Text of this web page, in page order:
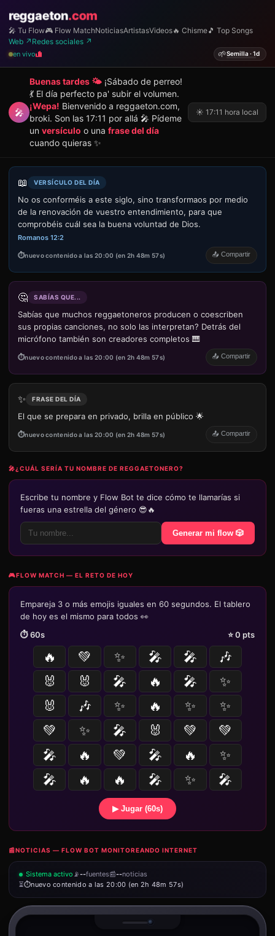
reggaeton.com
🎤 Tu Flow🎮 Flow MatchNoticiasArtistasVideos🔥 Chisme🎵 Top Songs
Web ↗ Redes sociales ↗
en vivo 🌱Semilla · 1d
🎤
Buenas tardes 🌤️ ¡Sábado de perreo!
💃 El día perfecto pa' subir el volumen.
¡Wepa! Bienvenido a reggaeton.com,
broki. Son las 17:11 por allá 🎤 Pídeme
un versículo o una frase del día
cuando quieras ✨
☀️ 17:11 hora local
📖 VERSÍCULO DEL DÍA
No os conforméis a este siglo, sino transformaos por medio
de la renovación de vuestro entendimiento, para que
comprobéis cuál sea la buena voluntad de Dios.
Romanos 12:2
nuevo contenido a las 20:00 (en 2h 48m 57s) 📤 Compartir
🤔 SABÍAS QUE...
Sabías que muchos reggaetoneros producen o coescriben
sus propias canciones, no solo las interpretan? Detrás del
micrófono también son creadores completos 🎹
nuevo contenido a las 20:00 (en 2h 48m 57s) 📤 Compartir
✨ FRASE DEL DÍA
El que se prepara en privado, brilla en público 🌟
nuevo contenido a las 20:00 (en 2h 48m 57s) 📤 Compartir
🎤¿CUÁL SERÍA TU NOMBRE DE REGGAETONERO?
Escribe tu nombre y Flow Bot te dice cómo te llamarías si
fueras una estrella del género 😎🔥
Generar mi flow 🎲
🎮FLOW MATCH — EL RETO DE HOY
Empareja 3 o más emojis iguales en 60 segundos. El tablero
de hoy es el mismo para todos 👀
⏱️60s ⭐0 pts
🔥 💚 ✨ 🎤 🎤
🎶
🐰
🐰 🎤 🔥 🎤
✨
🐰
🎶 ✨ 🔥 ✨
✨
💚
✨ 🎤 🐰 💚
💚
🎤
🔥 💚 🎤 🔥
✨
🎤
🔥 🔥 🎤 ✨ 🎤
▶ Jugar (60s)
📰NOTICIAS — FLOW BOT MONITOREANDO INTERNET
Sistema activo 📡--fuentes📰--noticias
⏳
nuevo contenido a las 20:00 (en 2h 48m 57s)